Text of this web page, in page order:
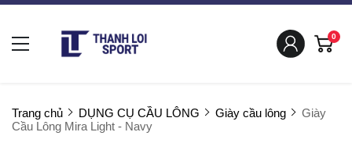
0
Trang chủ DỤNG CỤ CẦU LÔNG Giày cầu lông
Giày
Cầu Lông Mira Light - Navy